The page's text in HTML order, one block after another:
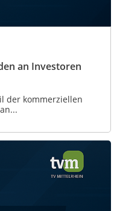
an Investoren
der kommerziellen